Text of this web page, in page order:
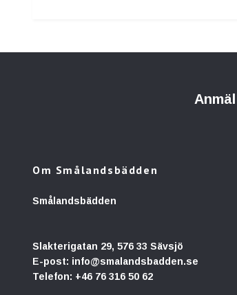
Om Smålandsbädden
Smålandsbädden
Slakterigatan 29, 576 33 Sävsjö
E-post: info@smalandsbadden.se
Telefon: +46 76 316 50 62